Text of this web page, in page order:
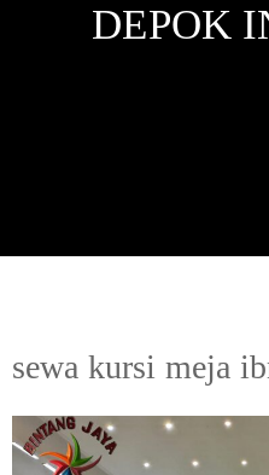
DEPOK
sewa kursi meja